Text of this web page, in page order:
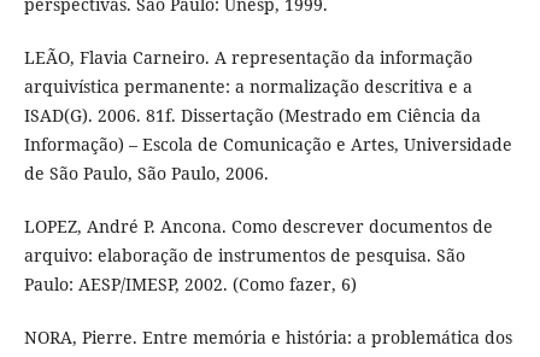
LEÃO, Flavia Carneiro. A representação da informação
arquivística permanente: a normalização descritiva e a
ISAD(G). 2006. 81f. Dissertação (Mestrado em Ciência da
Informação) – Escola de Comunicação e Artes, Universidade
de São Paulo, São Paulo, 2006.
LOPEZ, André P. Ancona. Como descrever documentos de
arquivo: elaboração de instrumentos de pesquisa. São
Paulo: AESP/IMESP, 2002. (Como fazer, 6)
NORA, Pierre. Entre memória e história: a problemática dos